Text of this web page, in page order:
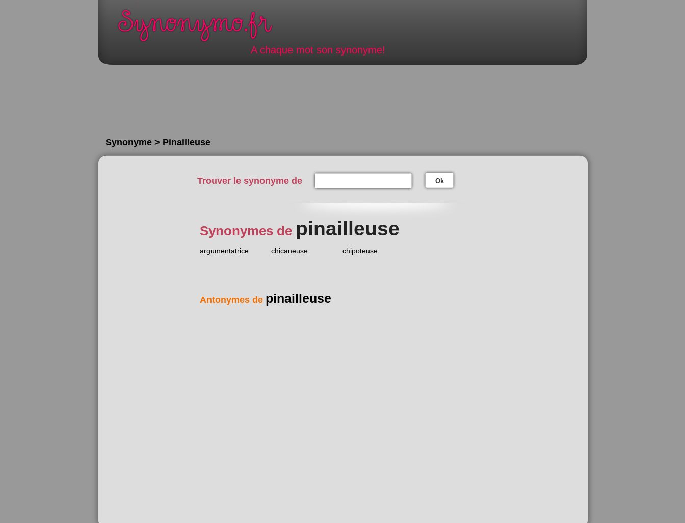
A chaque mot son synonyme!
Synonyme > Pinailleuse
Trouver le synonyme de Ok
Synonymes de pinailleuse
argumentatrice chicaneuse chipoteuse
Antonymes de pinailleuse